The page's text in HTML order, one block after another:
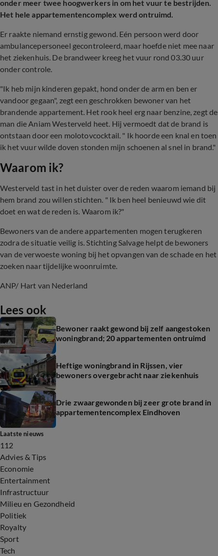
onder meer twee hoogwerkers in om het vuur te bestrijden.
Het hele appartementencomplex werd ontruimd.
Er raakte niemand ernstig gewond. Eén persoon werd door
ambulancepersoneel gecontroleerd, maar hoefde niet mee naar
het ziekenhuis. De brandweer kreeg het vuur rond 03.30 uur
onder controle.
"Ik heb mijn kinderen gepakt, hond onder de arm en ben er
vandoor gegaan", zegt een geschrokken bewoner van het
brandende appartement. Het rook heel erg naar benzine, zegt de
man die Aniam Westerveld heet. Hij vermoedt dat de brand is
ontstaan door een molotovcocktail. " Ik hoorde een knal en toen
ik het vuur wilde doven stonden mijn schoenen al snel in brand."
Waarom ik?
Westerveld tast in het duister over de reden waarom iemand bij
hem brand zou willen stichten. " Ik ben heel benieuwd wie dit
doet en wat de reden is. Waarom ik?"
Bewoners van de andere appartementen mogen terugkeren
zodra de situatie veilig is. Stichting Salvage helpt de bewoners
van de verwoeste woning bij het opvangen van de schade en het
zoeken naar tijdelijke woonruimte.
ANP/ Hart van Nederland
Lees ook
Bewoner raakt gewond bij zelf aangestoken
woningbrand; 20 appartementen ontruimd
Heftige woningbrand in Rijssen, vier
bewoners overgebracht naar ziekenhuis
Drie zwaargewonden bij zeer grote brand in
appartementencomplex Eindhoven
Laatste nieuws
112
Advies & Tips
Economie
Entertainment
Infrastructuur
Milieu en Gezondheid
Politiek
Royalty
Sport
Tech